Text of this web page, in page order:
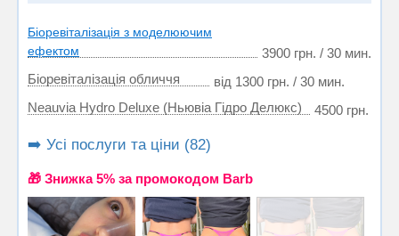
Біоревіталізація з моделюючим
ефектом
3900 грн. / 30 мин.
Біоревіталізація обличчя
від 1300 грн. / 30 мин.
Neauvia Hydro Deluxe (Ньювіа Гідро Делюкс)
4500 грн.
➡️ Усі послуги та ціни (82)
🎁 Знижка 5% за промокодом Barb